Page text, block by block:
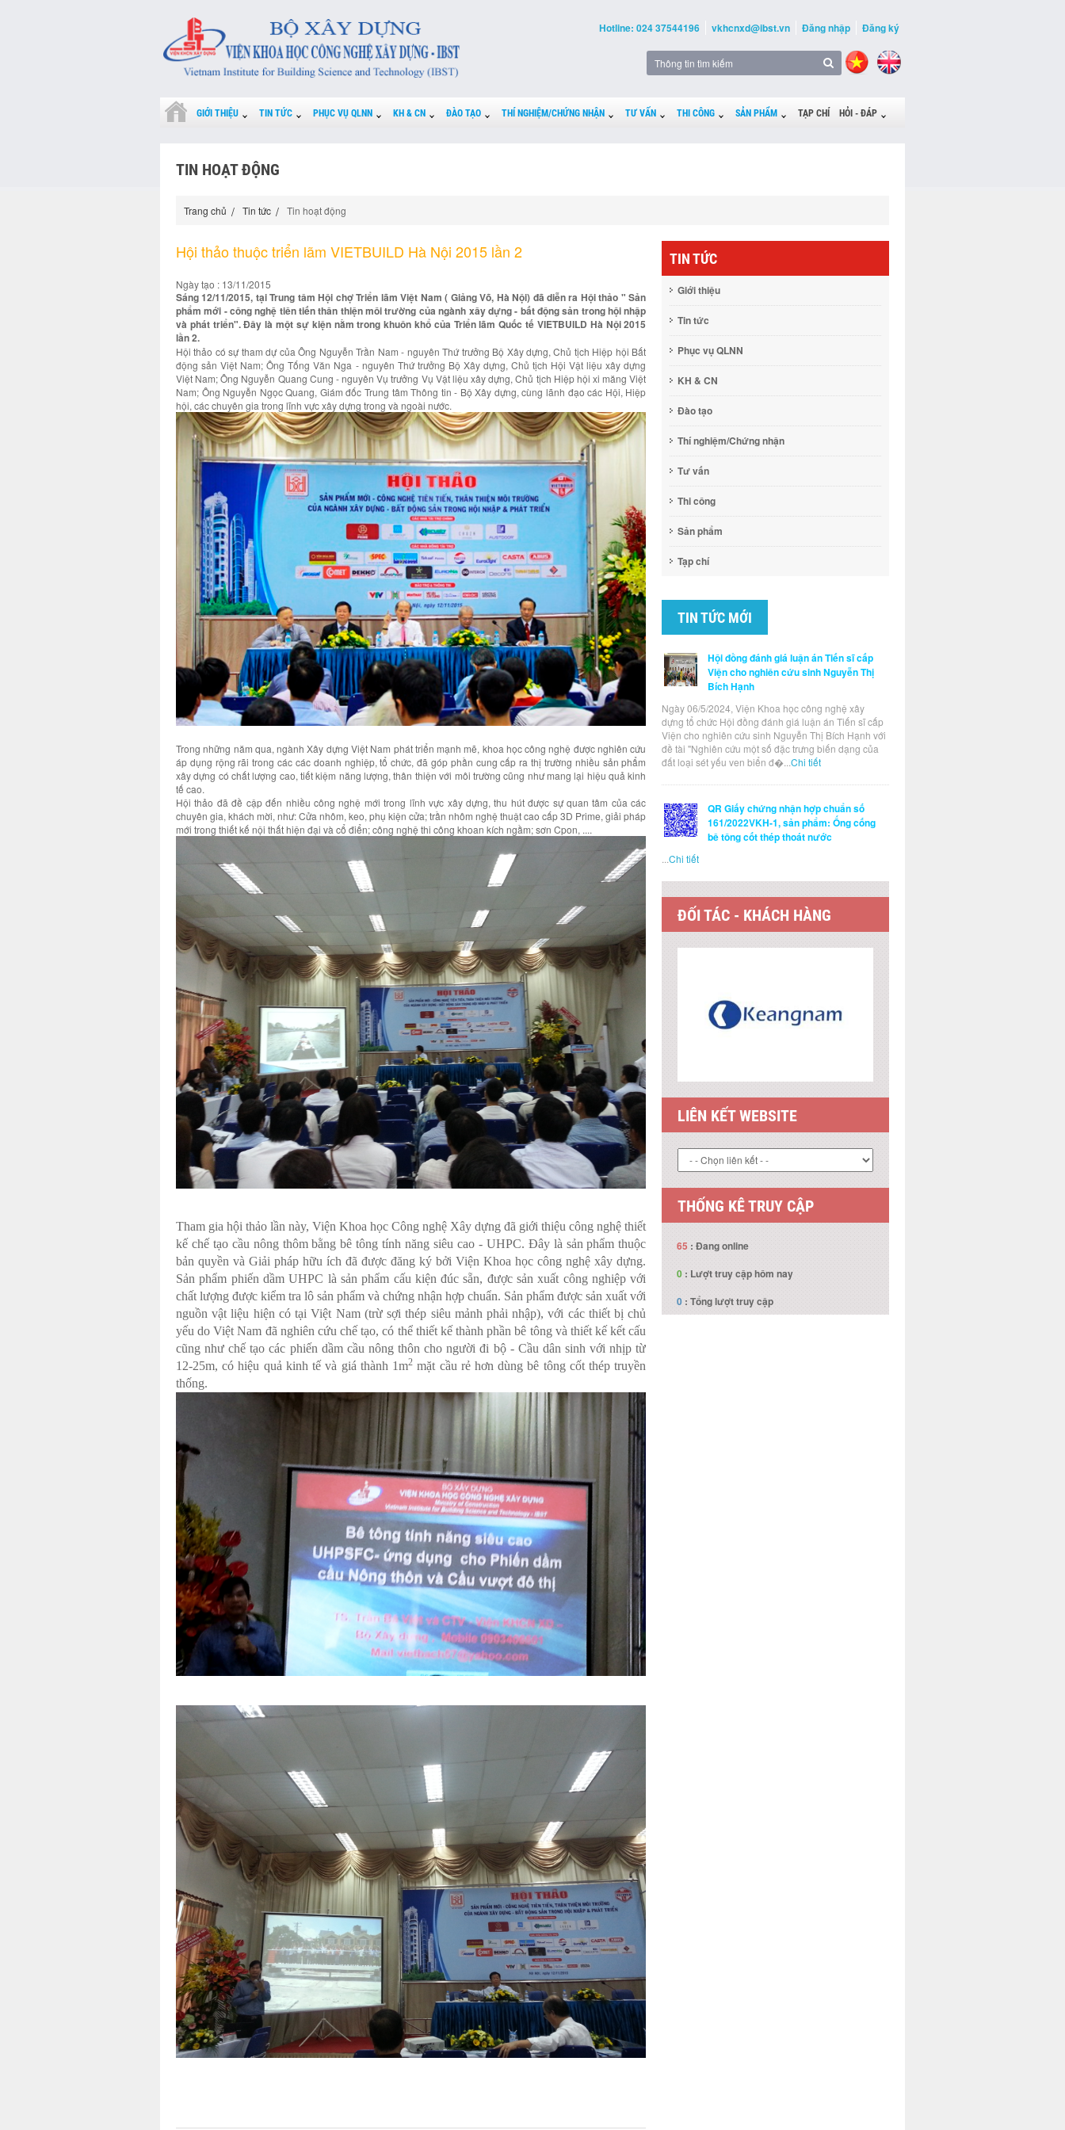
Hotline: 024 37544196 vkhcnxd@ibst.vn Đăng nhập Đăng ký
GIỚI THIỆU TIN TỨC PHỤC VỤ QLNN KH & CN ĐÀO TẠO THÍ NGHIỆM/CHỨNG NHẬN TƯ VẤN THI CÔNG SẢN PHẨM TẠP CHÍ HỎI - ĐÁP
TIN HOẠT ĐỘNG
Trang chủ Tin tức Tin hoạt động
Hội thảo thuộc triển lãm VIETBUILD Hà Nội 2015 lần 2
Ngày tạo : 13/11/2015
Sáng 12/11/2015, tại Trung tâm Hội chợ Triển lãm Việt Nam ( Giảng Võ, Hà Nội) đã diễn ra Hội thảo " Sản
phẩm mới - công nghệ tiên tiến thân thiện môi trường của ngành xây dựng - bất động sản trong hội nhập
và phát triển". Đây là một sự kiện nằm trong khuôn khổ của Triển lãm Quốc tế VIETBUILD Hà Nội 2015
lần 2.
Hội thảo có sự tham dự của Ông Nguyễn Trần Nam - nguyên Thứ trưởng Bộ Xây dựng, Chủ tịch Hiệp hội Bất
động sản Việt Nam; Ông Tống Văn Nga - nguyên Thứ trưởng Bộ Xây dựng, Chủ tịch Hội Vật liệu xây dựng
Việt Nam; Ông Nguyễn Quang Cung - nguyên Vụ trưởng Vụ Vật liệu xây dựng, Chủ tịch Hiệp hội xi măng Việt
Nam; Ông Nguyễn Ngọc Quang, Giám đốc Trung tâm Thông tin - Bộ Xây dựng, cùng lãnh đạo các Hội, Hiệp
hội, các chuyên gia trong lĩnh vực xây dựng trong và ngoài nước.
Trong những năm qua, ngành Xây dựng Việt Nam phát triển mạnh mẽ, khoa học công nghệ được nghiên cứu
áp dụng rộng rãi trong các các doanh nghiệp, tổ chức, đã góp phần cung cấp ra thị trường nhiều sản phẩm
xây dựng có chất lượng cao, tiết kiệm năng lượng, thân thiện với môi trường cũng như mang lại hiệu quả kinh
tế cao.
Hội thảo đã đề cập đến nhiều công nghệ mới trong lĩnh vực xây dựng, thu hút được sự quan tâm của các
chuyên gia, khách mời, như: Cửa nhôm, keo, phụ kiện cửa; trần nhôm nghệ thuật cao cấp 3D Prime, giải pháp
mới trong thiết kế nội thất hiện đại và cổ điển; công nghệ thi công khoan kích ngầm; sơn Cpon, ....
Tham gia hội thảo lần này, Viện Khoa học Công nghệ Xây dựng đã giới thiệu công nghệ thiết
kế chế tạo cầu nông thôm bằng bê tông tính năng siêu cao - UHPC. Đây là sản phẩm thuộc
bản quyền và Giải pháp hữu ích đã được đăng ký bởi Viện Khoa học công nghệ xây dựng.
Sản phẩm phiến dầm UHPC là sản phẩm cấu kiện đúc sẵn, được sản xuất công nghiệp với
chất lượng được kiểm tra lô sản phẩm và chứng nhận hợp chuẩn. Sản phẩm được sản xuất với
nguồn vật liệu hiện có tại Việt Nam (trừ sợi thép siêu mảnh phải nhập), với các thiết bị chủ
yếu do Việt Nam đã nghiên cứu chế tạo, có thể thiết kế thành phần bê tông và thiết kế kết cấu
cũng như chế tạo các phiến dầm cầu nông thôn cho người đi bộ - Cầu dân sinh với nhịp từ
12-25m, có hiệu quả kinh tế và giá thành 1m2 mặt cầu rẻ hơn dùng bê tông cốt thép truyền
thống.
TIN TỨC
Giới thiệu
Tin tức
Phục vụ QLNN
KH & CN
Đào tạo
Thí nghiệm/Chứng nhận
Tư vấn
Thi công
Sản phẩm
Tạp chí
TIN TỨC MỚI
Hội đồng đánh giá luận án Tiến sĩ cấp
Viện cho nghiên cứu sinh Nguyễn Thị
Bích Hạnh
Ngày 06/5/2024, Viện Khoa học công nghệ xây
dựng tổ chức Hội đồng đánh giá luận án Tiến sĩ cấp
Viện cho nghiên cứu sinh Nguyễn Thị Bích Hạnh với
đề tài "Nghiên cứu một số đặc trưng biến dạng của
đất loại sét yếu ven biển đ�...Chi tiết
QR Giấy chứng nhận hợp chuẩn số
161/2022VKH-1, sản phẩm: Ống cống
bê tông cốt thép thoát nước
...Chi tiết
ĐỐI TÁC - KHÁCH HÀNG
65: Đang online
0: Tổng lượt truy cập